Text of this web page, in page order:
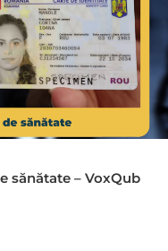
sănătate – VoxQub